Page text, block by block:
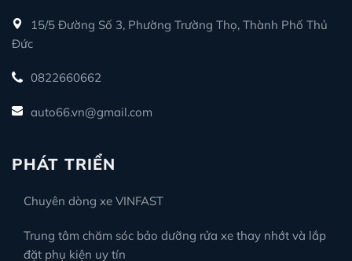
15/5 Đường Số 3, Phường Trường Thọ, Thành Phố Thủ
Đức
0822660662
auto66.vn@gmail.com
PHÁT TRIỂN
Chuyên dòng xe VINFAST
Trung tâm chăm sóc bảo dưỡng rửa xe thay nhớt và lắp
đặt phụ kiện uy tín